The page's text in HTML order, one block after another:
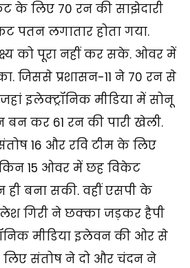
के लिए 70 रन की साझेदारी
पतन लगातार होता गया.
को पूरा नहीं कर सके. ओवर में
जिससे प्रशासन-11 ने 70 रन से
इलेक्ट्रॉनिक मीडिया में सोनू
कर 61 रन की पारी खेली.
16 और रवि टीम के लिए
15 ओवर में छह विकेट
बना सकी. वहीं एसपी के
गिरी ने छक्का जड़कर हैपी
मीडिया इलेवन की ओर से
संतोष ने दो और चंदन ने